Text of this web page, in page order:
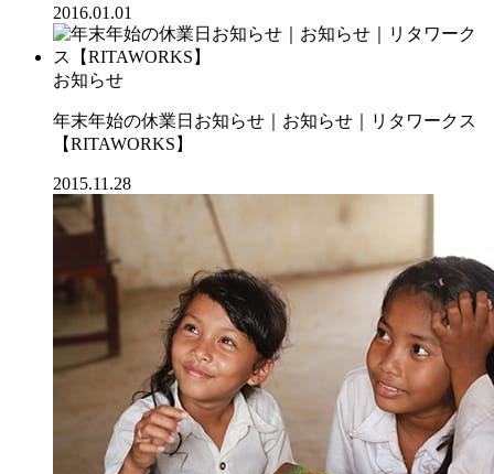
2016.01.01
お知らせ
年末年始の休業日お知らせ｜お知らせ｜リタワークス
【RITAWORKS】
2015.11.28